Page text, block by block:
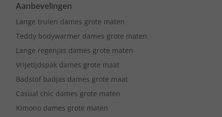
Aanbevelingen
Lange truien dames grote maten
Teddy bodywarmer dames grote maten
Lange regenjas dames grote maten
Vrijetijdspak dames grote maat
Badstof badjas dames grote maat
Casual chic dames grote maten
Kimono dames grote maten